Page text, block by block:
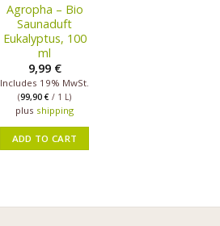
Agropha – Bio
Saunaduft
Eukalyptus, 100
ml
9,99 €
Includes 19% MwSt.
(99,90 € / 1 L)
plus shipping
ADD TO CART